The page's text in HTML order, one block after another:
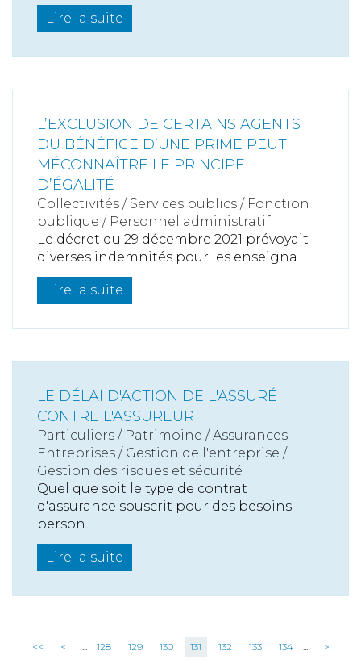
Lire la suite
L’EXCLUSION DE CERTAINS AGENTS
DU BÉNÉFICE D’UNE PRIME PEUT
MÉCONNAÎTRE LE PRINCIPE
D’ÉGALITÉ
Collectivités / Services publics / Fonction
publique / Personnel administratif
Le décret du 29 décembre 2021 prévoyait
diverses indemnités pour les enseigna...
Lire la suite
LE DÉLAI D'ACTION DE L'ASSURÉ
CONTRE L'ASSUREUR
Particuliers / Patrimoine / Assurances
Entreprises / Gestion de l'entreprise /
Gestion des risques et sécurité
Quel que soit le type de contrat
d'assurance souscrit pour des besoins
person...
Lire la suite
<< < ... 128 129 130 131 132 133 134 ... >